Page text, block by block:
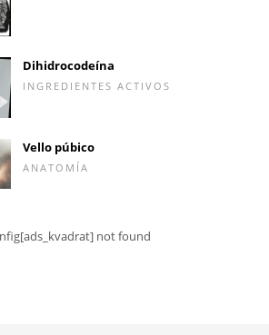
Dihidrocodeína
INGREDIENTES ACTIVOS
Vello púbico
ANATOMÍA
not found